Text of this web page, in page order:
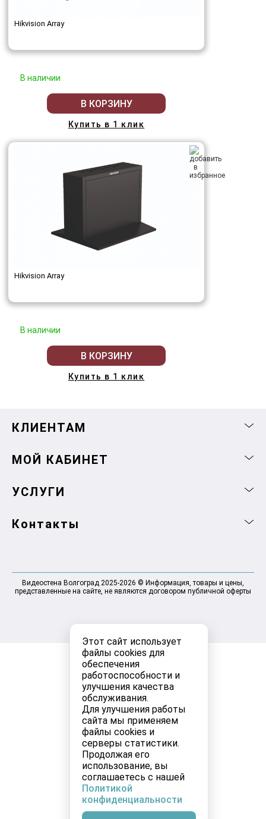
Этот сайт использует
файлы cookies для
обеспечения
работоспособности и
улучшения качества
обслуживания.
Для улучшения работы
сайта мы применяем
файлы cookies и
серверы статистики.
Продолжая его
использование, вы
соглашаетесь с нашей
Политикой
конфиденциальности
Hikvision Array
В наличии
В КОРЗИНУ
Купить в 1 клик
Hikvision Array
В наличии
В КОРЗИНУ
Купить в 1 клик
КЛИЕНТАМ
МОЙ КАБИНЕТ
УСЛУГИ
Контакты
Видеостена Волгоград 2025-2026 © Информация, товары и цены,
представленные на сайте, не являются договором публичной оферты